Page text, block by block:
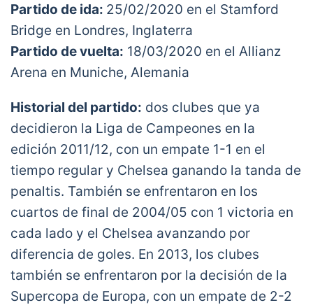
Partido de ida: 25/02/2020 en el Stamford
Bridge en Londres, Inglaterra
Partido de vuelta: 18/03/2020 en el Allianz
Arena en Muniche, Alemania
Historial del partido: dos clubes que ya
decidieron la Liga de Campeones en la
edición 2011/12, con un empate 1-1 en el
tiempo regular y Chelsea ganando la tanda de
penaltis. También se enfrentaron en los
cuartos de final de 2004/05 con 1 victoria en
cada lado y el Chelsea avanzando por
diferencia de goles. En 2013, los clubes
también se enfrentaron por la decisión de la
Supercopa de Europa, con un empate de 2-2